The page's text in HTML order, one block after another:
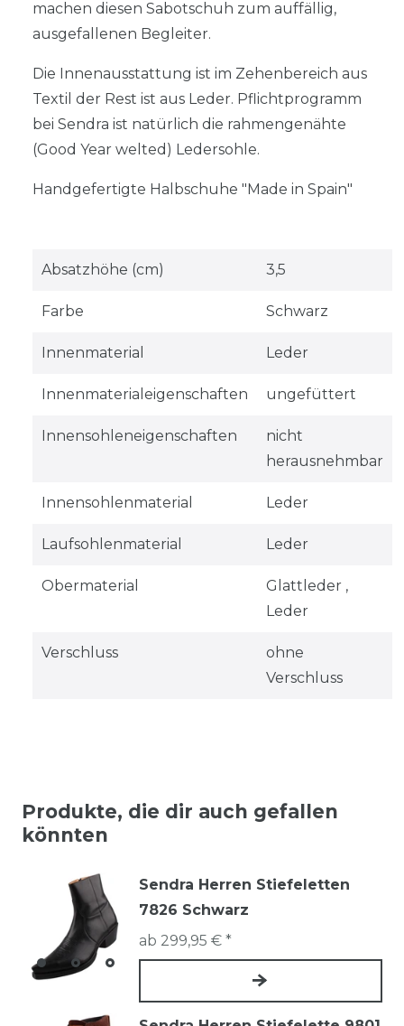
machen diesen Sabotschuh zum auffällig,
ausgefallenen Begleiter.
Die Innenausstattung ist im Zehenbereich aus
Textil der Rest ist aus Leder. Pflichtprogramm
bei Sendra ist natürlich die rahmengenähte
(Good Year welted) Ledersohle.
Handgefertigte Halbschuhe "Made in Spain"
Absatzhöhe (cm) 3,5
Farbe Schwarz
Innenmaterial Leder
Innenmaterialeigenschaften ungefüttert
Innensohleneigenschaften
nicht
herausnehmbar
Innensohlenmaterial Leder
Laufsohlenmaterial Leder
Obermaterial
Glattleder ,
Leder
Verschluss
ohne
Verschluss
Produkte, die dir auch gefallen
könnten
Sendra Herren Stiefeletten
7826 Schwarz
ab 299,95 € *